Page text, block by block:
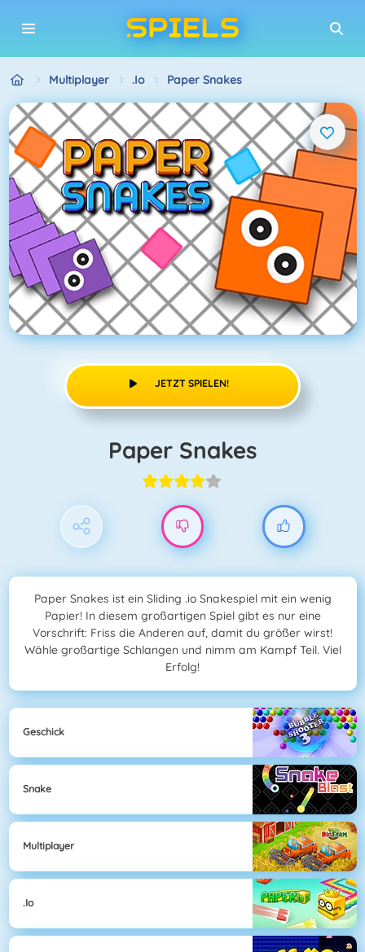
Multiplayer .io Paper Snakes
JETZT SPIELEN!
Paper Snakes
Paper Snakes ist ein Sliding .io Snakespiel mit ein wenig
Papier! In diesem großartigen Spiel gibt es nur eine
Vorschrift: Friss die Anderen auf, damit du größer wirst!
Wähle großartige Schlangen und nimm am Kampf Teil. Viel
Erfolg!
Geschick
Snake
Multiplayer
.io